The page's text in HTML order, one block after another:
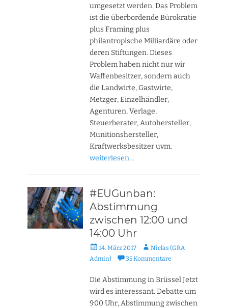
umgesetzt werden. Das Problem
ist die überbordende Bürokratie
plus Framing plus
philantropische Milliardäre oder
deren Stiftungen. Dieses
Problem haben nicht nur wir
Waffenbesitzer, sondern auch
die Landwirte, Gastwirte,
Metzger, Einzelhändler,
Agenturen, Verlage,
Steuerberater, Autohersteller,
Munitionshersteller,
Kraftwerksbesitzer uvm.
weiterlesen…
#EUGunban:
Abstimmung
zwischen 12:00 und
14:00 Uhr
Veröffentlicht
am
14. März 2017 AutorNiclas (GRA
Admin)
35 Kommentare
Die Abstimmung in Brüssel Jetzt
wird es interessant. Debatte um
9:00 Uhr, Abstimmung zwischen